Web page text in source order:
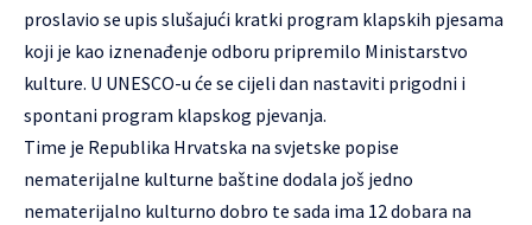
proslavio se upis slušajući kratki program klapskih pjesama
koji je kao iznenađenje odboru pripremilo Ministarstvo
kulture. U UNESCO-u će se cijeli dan nastaviti prigodni i
spontani program klapskog pjevanja.
Time je Republika Hrvatska na svjetske popise
nematerijalne kulturne baštine dodala još jedno
nematerijalno kulturno dobro te sada ima 12 dobara na